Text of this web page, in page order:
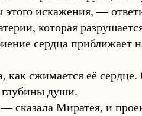
искажения, —
которая
сердца приближает
как сжимается её
глубины души.
сказала Миратея, и